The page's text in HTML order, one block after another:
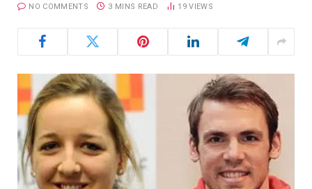
NO COMMENTS 3 MINS READ 19VIEWS